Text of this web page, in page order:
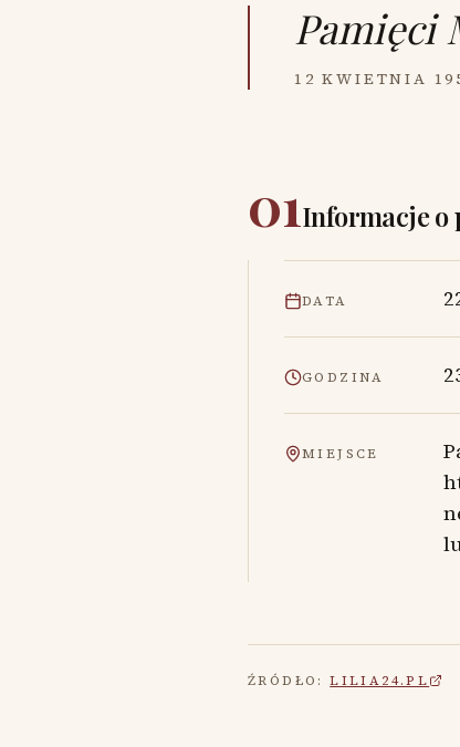
Pamięci
12 KWIETNIA
01Informacje o
DATA
GODZINA
MIEJSCE
ŹRÓDŁO: LILIA24.PL